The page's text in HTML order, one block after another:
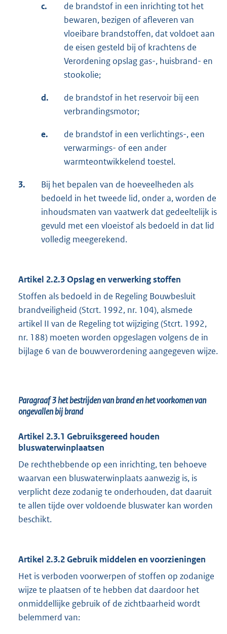
c.
de brandstof in een inrichting tot het
bewaren, bezigen of afleveren van
vloeibare brandstoffen, dat voldoet aan
de eisen gesteld bij of krachtens de
Verordening opslag gas-, huisbrand- en
stookolie;
d.
de brandstof in het reservoir bij een
verbrandingsmotor;
e.
de brandstof in een verlichtings-, een
verwarmings- of een ander
warmteontwikkelend toestel.
3.
Bij het bepalen van de hoeveelheden als
bedoeld in het tweede lid, onder a, worden de
inhoudsmaten van vaatwerk dat gedeeltelijk is
gevuld met een vloeistof als bedoeld in dat lid
volledig meegerekend.
Artikel 2.2.3 Opslag en verwerking stoffen
Stoffen als bedoeld in de Regeling Bouwbesluit
brandveiligheid (Stcrt. 1992, nr. 104), alsmede
artikel II van de Regeling tot wijziging (Stcrt. 1992,
nr. 188) moeten worden opgeslagen volgens de in
bijlage 6 van de bouwverordening aangegeven wijze.
Paragraaf 3het bestrijden van brand en het voorkomen van
ongevallen bij brand
Artikel 2.3.1 Gebruiksgereed houden
bluswaterwinplaatsen
De rechthebbende op een inrichting, ten behoeve
waarvan een bluswaterwinplaats aanwezig is, is
verplicht deze zodanig te onderhouden, dat daaruit
te allen tijde over voldoende bluswater kan worden
beschikt.
Artikel 2.3.2 Gebruik middelen en voorzieningen
Het is verboden voorwerpen of stoffen op zodanige
wijze te plaatsen of te hebben dat daardoor het
onmiddellijke gebruik of de zichtbaarheid wordt
belemmerd van: